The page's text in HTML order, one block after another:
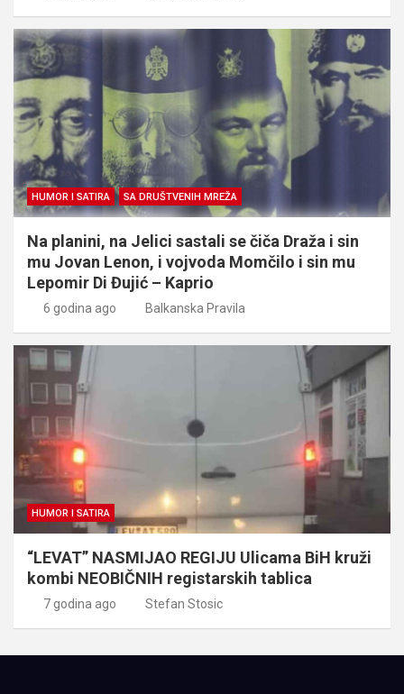
HUMOR I SATIRA SA DRUŠTVENIH MREŽA
Na planini, na Jelici sastali se čiča Draža i sin
mu Jovan Lenon, i vojvoda Momčilo i sin mu
Lepomir Di Đujić – Kaprio
6 godina ago Balkanska Pravila
HUMOR I SATIRA
“LEVAT” NASMIJAO REGIJU Ulicama BiH kruži
kombi NEOBIČNIH registarskih tablica
7 godina ago Stefan Stosic